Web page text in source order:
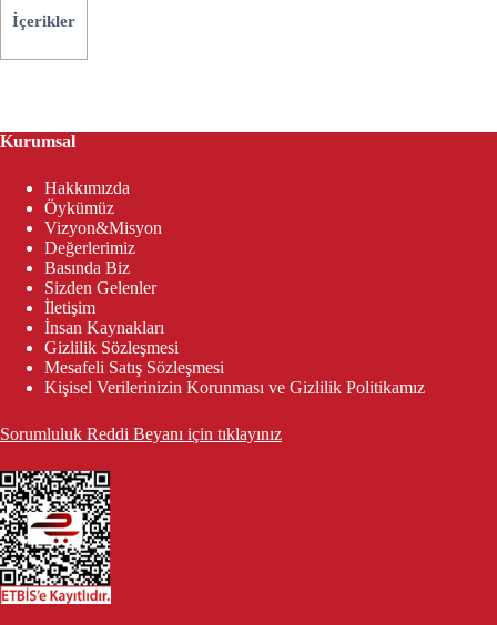
İçerikler
Kurumsal
Hakkımızda
Öykümüz
Vizyon&Misyon
Değerlerimiz
Basında Biz
Sizden Gelenler
İletişim
İnsan Kaynakları
Gizlilik Sözleşmesi
Mesafeli Satış Sözleşmesi
Kişisel Verilerinizin Korunması ve Gizlilik Politikamız
Sorumluluk Reddi Beyanı için tıklayınız